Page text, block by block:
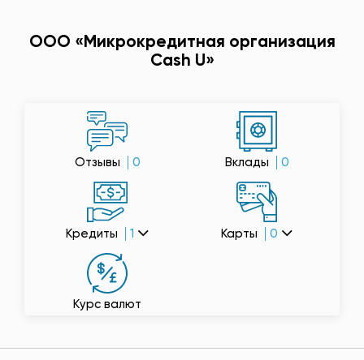
OOO «Микрокредитная организация
Cash U»
Отзывы 0 Вклады 0
Кредиты 1 Карты 0
Курс валют